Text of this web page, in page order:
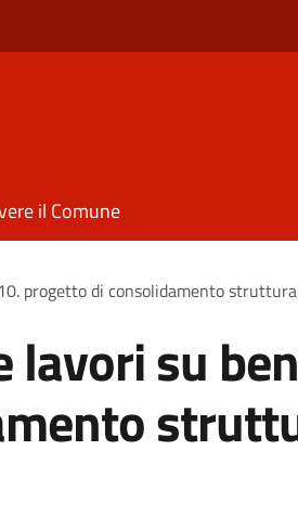
il Comune
progetto di consolidamento
lavori su